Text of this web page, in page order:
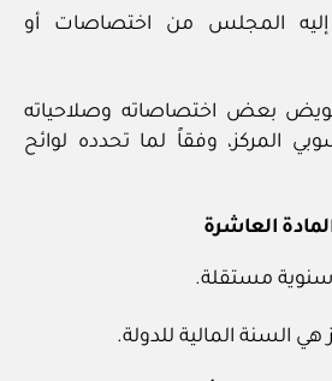
إليه المجلس من اختصاصات أو
بعض اختصاصاته وصلاحياته
المركز، وفقاً لما تحدده لوائح
العاشرة